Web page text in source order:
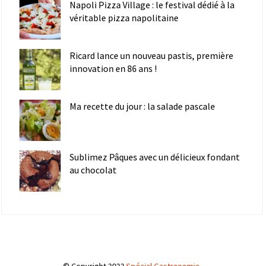
Napoli Pizza Village : le festival dédié à la
véritable pizza napolitaine
Ricard lance un nouveau pastis, première
innovation en 86 ans !
Ma recette du jour : la salade pascale
Sublimez Pâques avec un délicieux fondant
au chocolat